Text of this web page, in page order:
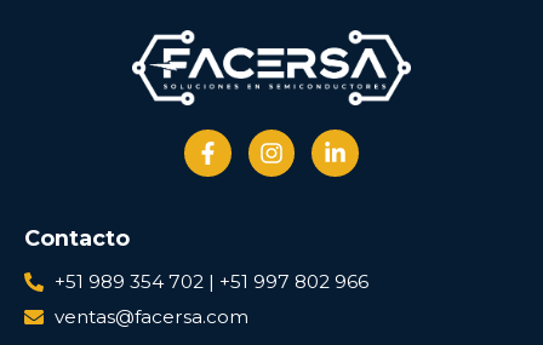
Contacto
+51 989 354 702 | +51 997 802 966
ventas@facersa.com